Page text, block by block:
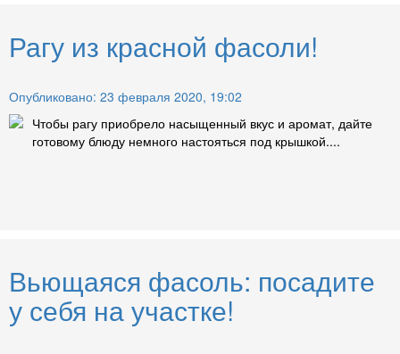
Рагу из красной фасоли!
Опубликовано: 23 февраля 2020, 19:02
Чтобы рагу приобрело насыщенный вкус и аромат, дайте
готовому блюду немного настояться под крышкой....
Вьющаяся фасоль: посадите
у себя на участке!